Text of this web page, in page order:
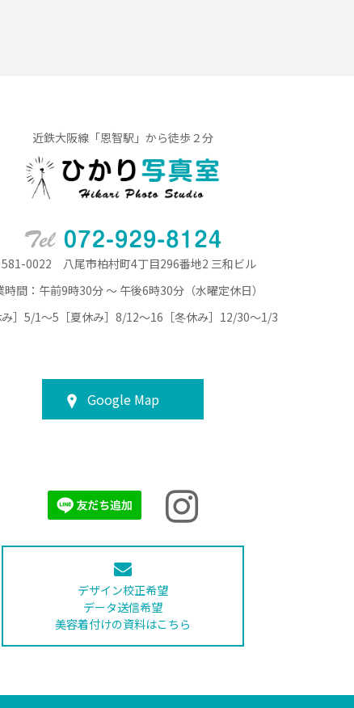
近鉄大阪線「恩智駅」から徒歩２分
581-0022 八尾市柏村町4丁目296番地2 三和ビル
時間：午前9時30分 ～ 午後6時30分（水曜定休日）
み］5/1～5［夏休み］8/12～16［冬休み］12/30～1/3
Google Map
デザイン校正希望
データ送信希望
美容着付けの資料はこちら